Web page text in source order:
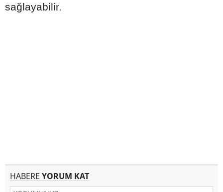
sağlayabilir.
HABERE YORUM KAT